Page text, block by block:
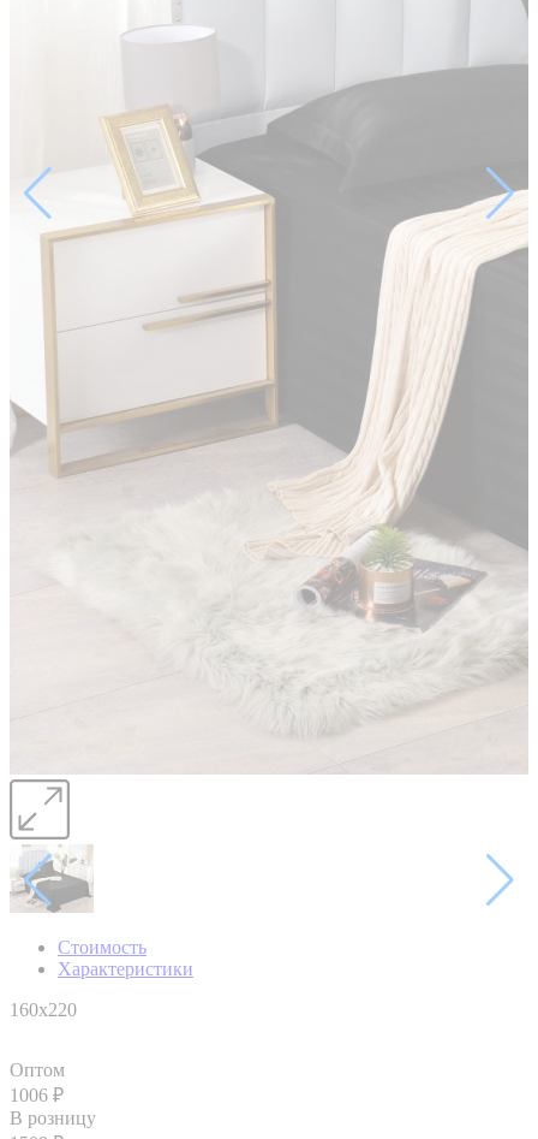
Стоимость
Характеристики
160x220
Оптом
1006 ₽
В розницу